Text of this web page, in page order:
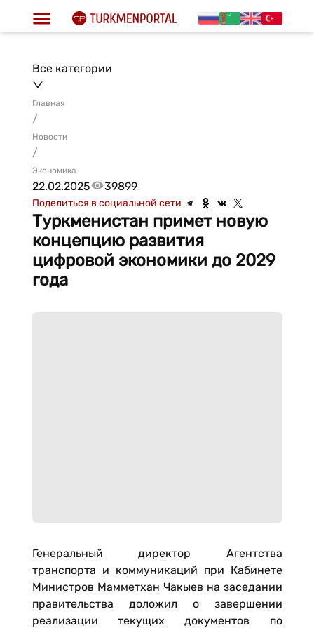
Все категории
Главная
/
Новости
/
Экономика
22.02.2025 39899
Поделиться в социальной сети
Туркменистан примет новую
концепцию развития
цифровой экономики до 2029
года
Генеральный директор Агентства
транспорта и коммуникаций при Кабинете
Министров Мамметхан Чакыев на заседании
правительства доложил о завершении
реализации текущих документов по